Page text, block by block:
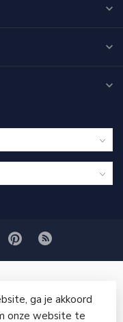
ga je akkoord
onze website te